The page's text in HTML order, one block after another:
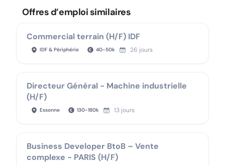
Offres d’emploi similaires
Commercial terrain (H/F) IDF
IDF & Périphérie 40-50k 26 jours
Directeur Général - Machine industrielle
(H/F)
Essonne 130-180k 13 jours
Business Developer BtoB – Vente
complexe - PARIS (H/F)